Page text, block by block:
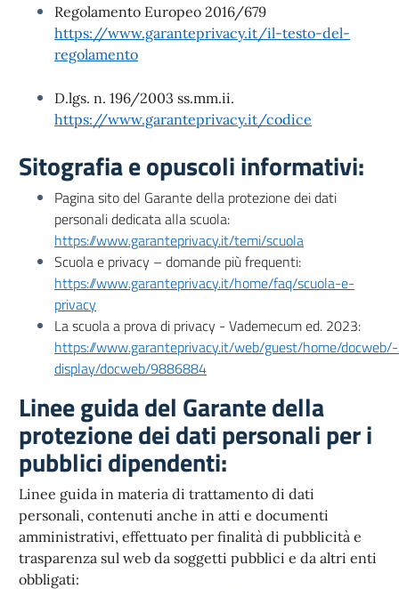
Regolamento Europeo 2016/679
https://www.garanteprivacy.it/il-testo-del-
regolamento
D.lgs. n. 196/2003 ss.mm.ii.
https://www.garanteprivacy.it/codice
Sitografia e opuscoli informativi:
Pagina sito del Garante della protezione dei dati
personali dedicata alla scuola:
https://www.garanteprivacy.it/temi/scuola
Scuola e privacy – domande più frequenti:
https://www.garanteprivacy.it/home/faq/scuola-e-
privacy
La scuola a prova di privacy - Vademecum ed. 2023:
https://www.garanteprivacy.it/web/guest/home/
display/docweb/9886884
Linee guida del Garante della
protezione dei dati personali per i
pubblici dipendenti:
Linee guida in materia di trattamento di dati
personali, contenuti anche in atti e documenti
amministrativi, effettuato per finalità di pubblicità e
trasparenza sul web da soggetti pubblici e da altri enti
obbligati: